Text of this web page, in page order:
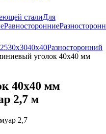
сталиДля
Равносторонние
30х3040х40Разносторонний
уголок 40х40 мм
40х40 мм
2,7 м
2,7